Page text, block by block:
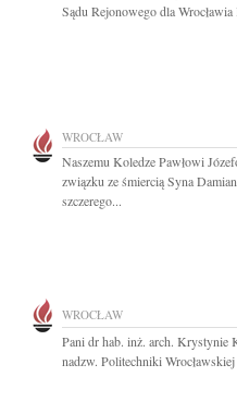
Sądu Rejonowego dla
WROCŁAW
Naszemu Koledze Pawłowi
związku ze śmiercią Syna
szczerego...
WROCŁAW
Pani dr hab. inż. arch. Krystynie
nadzw. Politechniki Wrocławskiej